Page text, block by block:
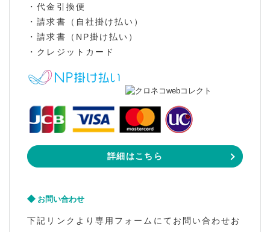
・代金引換便
・請求書（自社掛け払い）
・請求書（NP掛け払い）
・クレジットカード
詳細はこちら
お問い合わせ
下記リンクより専用フォームにてお問い合わせお